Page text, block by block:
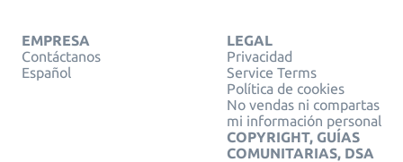
EMPRESA
Contáctanos
Español
LEGAL
Privacidad
Service Terms
Política de cookies
No vendas ni compartas
mi información personal
COPYRIGHT, GUÍAS
COMUNITARIAS, DSA